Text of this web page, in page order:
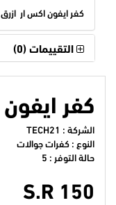
كفر ايفون اكس ار ازرق
التقييمات (0)
كفر ايفون
الشركة : TECH21
النوع : كفرات جوالات
حالة التوفر : 5
S.R 150